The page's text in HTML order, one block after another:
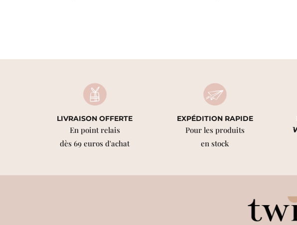
LIVRAISON OFFERTE
En point relais
dès 69 euros d'achat
EXPÉDITION RAPIDE
Pour les produits
en stock